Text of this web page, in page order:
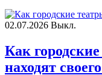
02.07.2026 Выкл.
Как
находят